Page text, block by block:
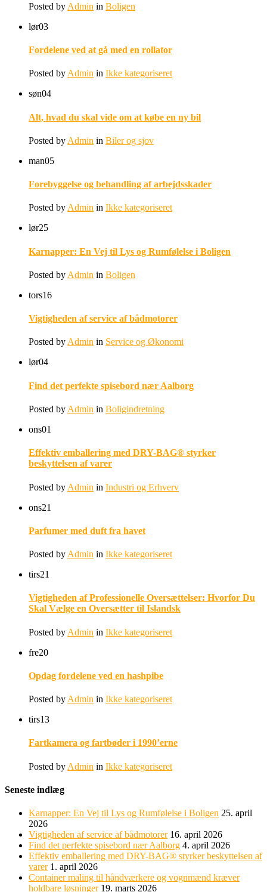
Posted by Admin in Boligen
lør03
Fordelene ved at gå med en rollator
Posted by Admin in Ikke kategoriseret
søn04
Alt, hvad du skal vide om at købe en ny bil
Posted by Admin in Biler og sjov
man05
Forebyggelse og behandling af arbejdsskader
Posted by Admin in Ikke kategoriseret
lør25
Karnapper: En Vej til Lys og Rumfølelse i Boligen
Posted by Admin in Boligen
tors16
Vigtigheden af service af bådmotorer
Posted byAdmin in Service og Økonomi
lør04
Find det perfekte spisebord nær Aalborg
Posted by Admin in Boligindretning
ons01
Effektiv emballering med DRY-BAG® styrker
beskyttelsen af varer
Posted by Admin in Industri og Erhverv
ons21
Parfumer med duft fra havet
Posted by Admin in Ikke kategoriseret
tirs21
Vigtigheden af Professionelle Oversættelser: Hvorfor Du
Skal Vælge en Oversætter til Islandsk
Posted by Admin in Ikke kategoriseret
fre20
Opdag fordelene ved en hashpibe
Posted by Admin in Ikke kategoriseret
tirs13
Fartkamera og fartbøder i 1990’erne
Posted by Admin in Ikke kategoriseret
Seneste indlæg
Karnapper: En Vej til Lys og Rumfølelse i Boligen 25. april
2026
Vigtigheden af service af bådmotorer 16. april 2026
Find det perfekte spisebord nær Aalborg 4. april 2026
Effektiv emballering med DRY-BAG® styrker beskyttelsen af
varer 1. april 2026
Container maling til håndværkere og vognmænd kræver
holdbare løsninger 19. marts 2026